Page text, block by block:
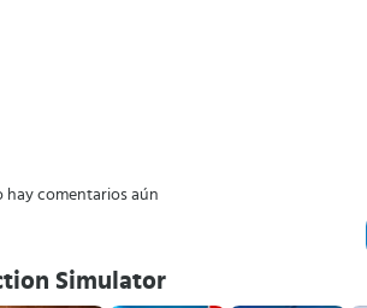
hay comentarios aún
Simulator